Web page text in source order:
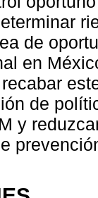
de
en
de
y